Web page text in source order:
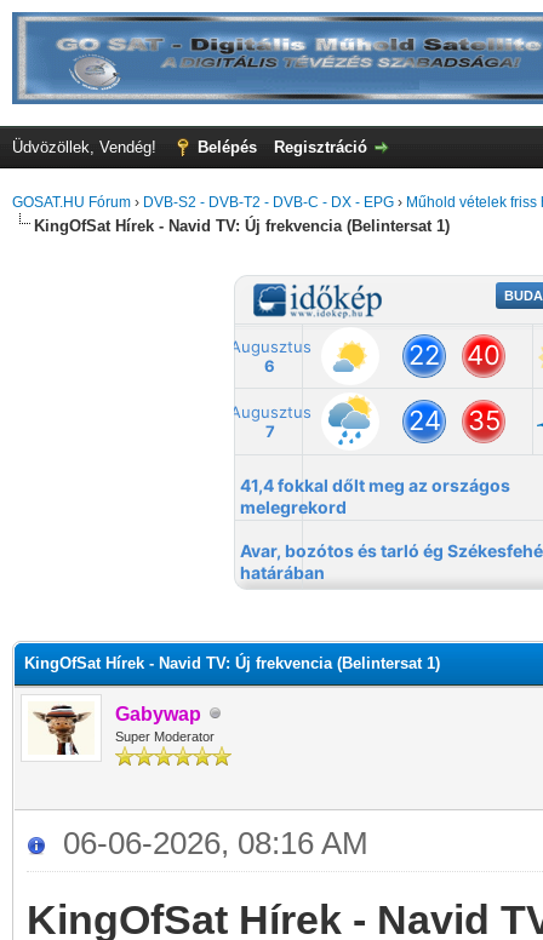
Üdvözöllek, Vendég! Belépés Regisztráció
GOSAT.HU Fórum › DVB-S2 - DVB-T2 - DVB-C - DX - EPG › Műhold vételek friss
KingOfSat Hírek - Navid TV: Új frekvencia (Belintersat 1)
KingOfSat Hírek - Navid TV: Új frekvencia (Belintersat 1)
Gabywap
Super Moderator
06-06-2026, 08:16 AM
KingOfSat Hírek - Navid